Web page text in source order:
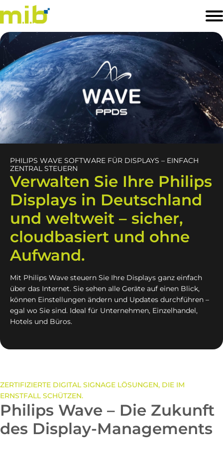
STARTSEITE
PRODUKTE
SOFTWARELÖSUNGEN
BRANCHEN
PREISLISTE
PHILIPS WAVE SOFTWARE FÜR DISPLAYS – EINFACH
ZENTRAL STEUERN
Verwalten Sie Ihre Philips
Displays in Deutschland
und weltweit – sicher,
cloudbasiert und ohne
Aufwand.
Mit Philips Wave steuern Sie Ihre Displays ganz einfach
über das Internet. Sie sehen alle Geräte auf einen Blick,
können Einstellungen ändern und Updates durchführen –
egal wo Sie sind. Ideal für Unternehmen, Einzelhandel,
Hotels und Büros.
ZERTIFIZIERTE DIGITAL SIGNAGE LÖSUNGEN, DIE IM
ERNSTFALL SCHÜTZEN.
Philips Wave – Die Zukunft
des Display-Managements